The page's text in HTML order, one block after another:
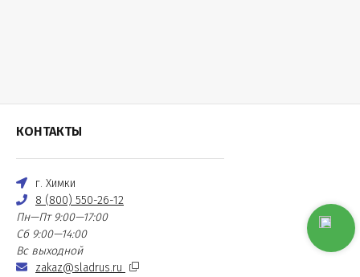
КОНТАКТЫ
г. Химки
8 (800) 550-26-12
Пн—Пт 9:00—17:00
Сб 9:00—14:00
Вс выходной
zakaz@sladrus.ru